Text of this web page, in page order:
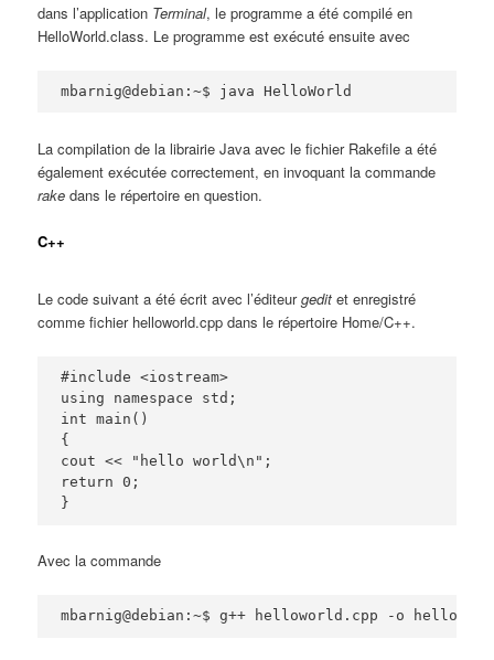
dans l’application Terminal, le programme a été compilé en
HelloWorld.class. Le programme est exécuté ensuite avec
mbarnig@debian:~$ java HelloWorld
La compilation de la librairie Java avec le fichier Rakefile a été
également exécutée correctement, en invoquant la commande
rake dans le répertoire en question.
C++
Le code suivant a été écrit avec l’éditeurgeditet enregistré
comme fichier helloworld.cpp dans le répertoire Home/C++.
#include <iostream>
using namespace std;
int main()
{
cout << "hello world\n";
return 0;
}
Avec la commande
mbarnig@debian:~$ g++ helloworld.cpp -o